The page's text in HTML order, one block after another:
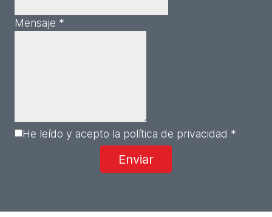
Mensaje *
He leído y acepto la política de privacidad *